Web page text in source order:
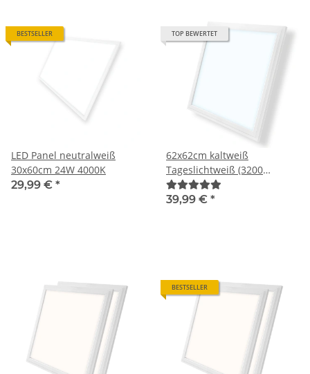
BESTSELLER
LED Panel neutralweiß
30x60cm 24W 4000K
29,99 € *
TOP BEWERTET
62x62cm kaltweiß
Tageslichtweiß (3200
Lumen)
39,99 € *
BESTSELLER